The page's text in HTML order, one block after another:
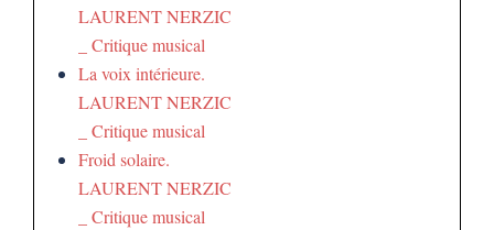
LAURENT NERZIC
_ Critique musical
La voix intérieure.
LAURENT NERZIC
_ Critique musical
Froid solaire.
LAURENT NERZIC
_ Critique musical